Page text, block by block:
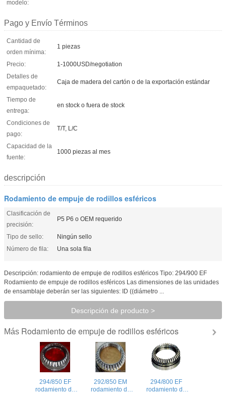
modelo:
Pago y Envío Términos
Cantidad de
orden mínima:
1 piezas
Precio:
1-1000USD/negotiation
Detalles de
empaquetado:
Caja de madera del cartón o de la exportación estándar
Tiempo de
entrega:
en stock o fuera de stock
Condiciones de
pago:
T/T, L/C
Capacidad de la
fuente:
1000 piezas al mes
descripción
Rodamiento de empuje de rodillos esféricos
Clasificación de
precisión:
P5 P6 o OEM requerido
Tipo de sello:
Ningún sello
Número de fila:
Una sola fila
Descripción: rodamiento de empuje de rodillos esféricos Tipo: 294/900 EF
Rodamiento de empuje de rodillos esféricos Las dimensiones de las unidades
de ensamblaje deberán ser las siguientes: ID ((diámetro ...
Descripción de producto >
Más Rodamiento de empuje de rodillos esféricos
294/850 EF
rodamiento de
292/850 EM
rodamiento de
294/800 EF
rodamiento de